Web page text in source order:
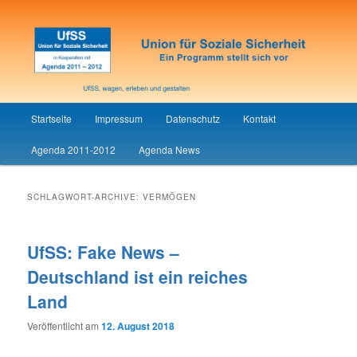
UfSS
Zum
Inhalt
Zum
sekundären
Startseite Impressum Datenschutz Kontakt
Agenda 2011-2012 Agenda News
SCHLAGWORT-ARCHIVE:VERMÖGEN
UfSS: Fake News –
Deutschland ist ein reiches
Land
Veröffentlicht am12. August 2018